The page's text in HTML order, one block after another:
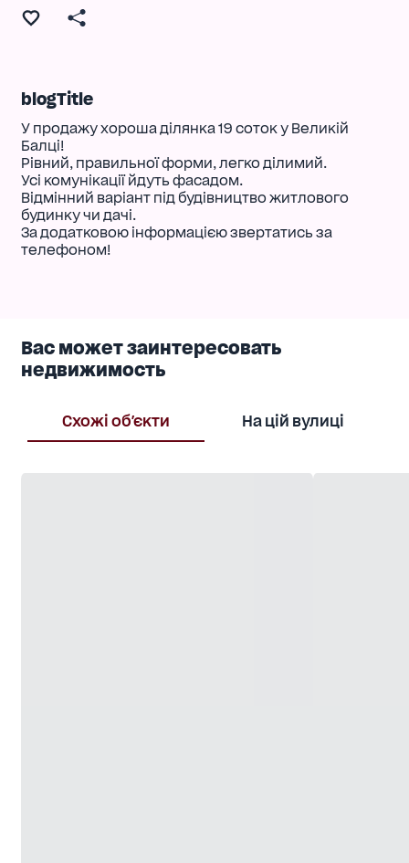
blogTitle
У продажу хороша ділянка 19 соток у Великій
Балці!
Рівний, правильної форми, легко ділимий.
Усі комунікації йдуть фасадом.
Відмінний варіант під будівництво житлового
будинку чи дачі.
За додатковою інформацією звертатись за
телефоном!
Вас может заинтересовать
недвижимость
Схожі об'єкти На цій вулиці